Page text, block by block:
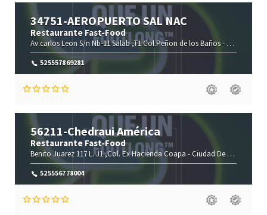
34751-AEROPUERTO SAL NAC
Restaurante Fast-Food
Av.carlos Leon S/n Nb-11 Salab ,T1 Col.Peñon de los Baños -
Ciudad De
525557869281
56211-Chedraui América
Restaurante Fast-Food
Benito Juarez 117 L. J1 ,Col. Ex Hacienda Coapa -Ciudad De México-
525556778004